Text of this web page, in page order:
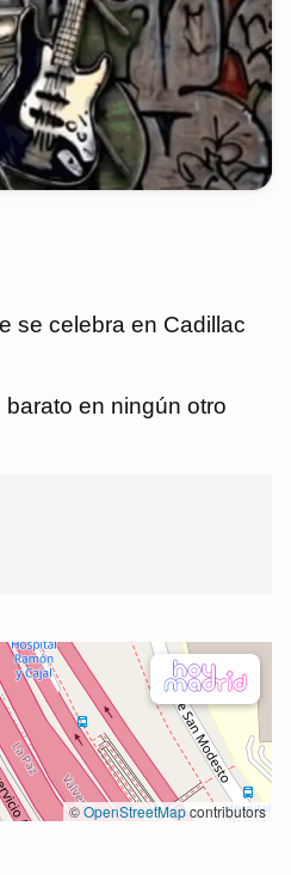
se celebra en Cadillac
en ningún otro